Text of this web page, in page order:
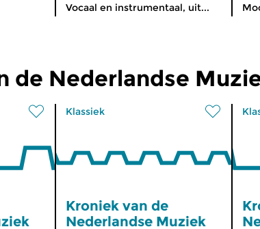
Vocaal en instrumentaal, uit...
de Nederlandse
Klassiek
Kroniek van de
Nederlandse Muziek